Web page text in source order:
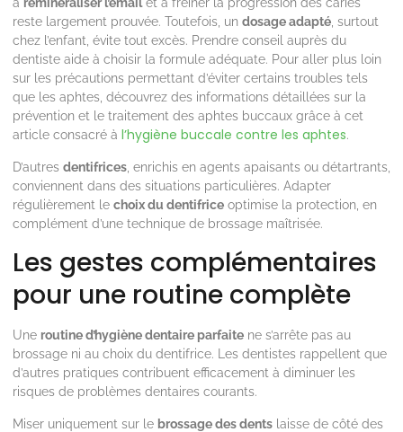
reste largement prouvée. Toutefois, un dosage adapté , surtout
chez l’enfant, évite tout excès. Prendre conseil auprès du
dentiste aide à choisir la formule adéquate. Pour aller plus loin
sur les précautions permettant d’éviter certains troubles tels
que les aphtes, découvrez des informations détaillées sur la
prévention et le traitement des aphtes buccaux grâce à cet
article consacré à l’hygiène buccale contre les aphtes.
D’autres dentifrices , enrichis en agents apaisants ou détartrants,
conviennent dans des situations particulières. Adapter
régulièrement le choix du dentifrice optimise la protection, en
complément d’une technique de brossage maîtrisée.
Les gestes complémentaires
pour une routine complète
Une routine d’hygiène dentaire parfaite ne s’arrête pas au
brossage ni au choix du dentifrice. Les dentistes rappellent que
d’autres pratiques contribuent efficacement à diminuer les
risques de problèmes dentaires courants.
Miser uniquement sur le brossage des dents laisse de côté des